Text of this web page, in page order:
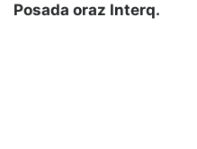
Posada oraz Interq.